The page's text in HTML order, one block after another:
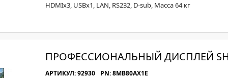
HDMIx3, USBx1, LAN, RS232, D-sub, Масса 64 кг
ПРОФЕССИОНАЛЬНЫЙ ДИСПЛЕЙ
АРТИКУЛ: 92930 PN: 8MB80AX1E